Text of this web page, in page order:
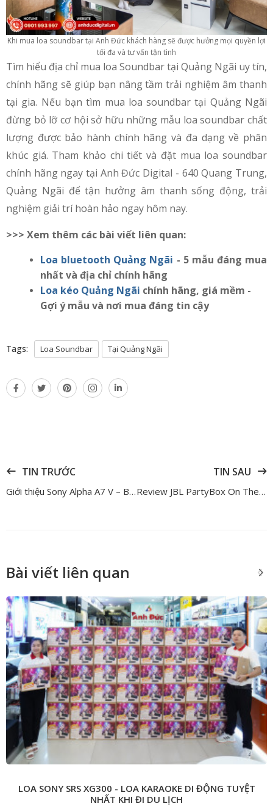
Khi mua loa soundbar tại Anh Đức khách hàng sẽ được hưởng mọi quyền lợi
tối đa và tư vấn tận tình
Tìm hiểu địa chỉ mua loa Soundbar tại Quảng Ngãi uy tín,
chính hãng sẽ giúp bạn nâng tầm trải nghiệm âm thanh
tại gia. Nếu bạn tìm mua loa soundbar tại Quảng Ngãi
đừng bỏ lỡ cơ hội sở hữu những mẫu loa soundbar chất
lượng được bảo hành chính hãng và đa dạng về phân
khúc giá. Tham khảo chi tiết và đặt mua loa soundbar
chính hãng ngay tại Anh Đức Digital - 640 Quang Trung,
Quảng Ngãi để tận hưởng âm thanh sống động, trải
nghiệm giải trí hoàn hảo ngay hôm nay.
>>> Xem thêm các bài viết liên quan:
Loa bluetooth Quảng Ngãi - 5 mẫu đáng mua
nhất và địa chỉ chính hãng
Loa kéo Quảng Ngãi chính hãng, giá mềm -
Gợi ý mẫu và nơi mua đáng tin cậy
Tags: Loa Soundbar Tại Quảng Ngãi
TIN TRƯỚC
Giới thiệu Sony Alpha A7 V – Bản nâng cấp đáng mong đợi cho dòng máy ảnh hybrid chính thức ra mắt
TIN SAU
Review JBL PartyBox On The Go 2 – 5 điểm nâng cấp đáng mua nhất
Bài viết liên quan
LOA SONY SRS XG300 - LOA KARAOKE DI ĐỘNG TUYỆT
NHẤT KHI ĐI DU LỊCH